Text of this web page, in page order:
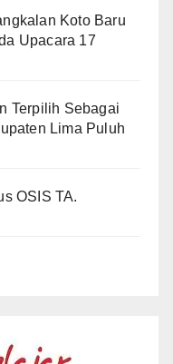
Koto Baru
Upacara 17
Terpilih Sebagai
Lima Puluh
OSIS TA.